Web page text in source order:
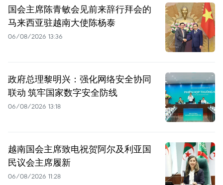
国会主席陈青敏会见前来辞行拜会的
马来西亚驻越南大使陈杨泰
06/08/2026 13:36
政府总理黎明兴：强化网络安全协同
联动 筑牢国家数字安全防线
06/08/2026 13:18
越南国会主席致电祝贺阿尔及利亚国
民议会主席履新
06/08/2026 11:28